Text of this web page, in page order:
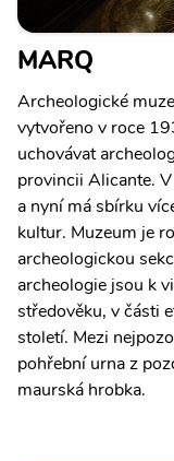
MARQ
Archeologické
vytvořeno v roce
uchovávat
provincii Alicante.
a nyní má sbírku
kultur. Muzeum je
archeologickou
archeologie jsou k
středověku, v části
století. Mezi
pohřební urna z
maurská hrobka.